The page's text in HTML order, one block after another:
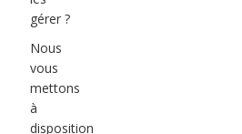
gérer ?
Nous
vous
mettons
à
disposition